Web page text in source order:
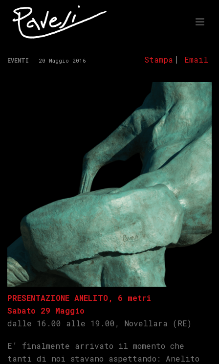
Stampa Email
EVENTI 20 Maggio 2016
PRESENTAZIONE ANELITO, 6 metri
Sabato 29 Maggio
dalle 16.00 alle 19.00, Novellara (RE)
E’ finalmente arrivato il momento che
tanti di noi stavano aspettando: Anelito